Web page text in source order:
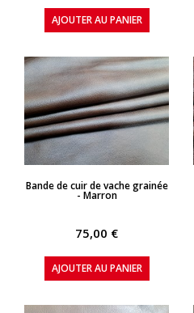
AJOUTER AU PANIER
APERÇU RAPIDE
Bande de cuir de vache grainée
- Marron
75,00 €
AJOUTER AU PANIER